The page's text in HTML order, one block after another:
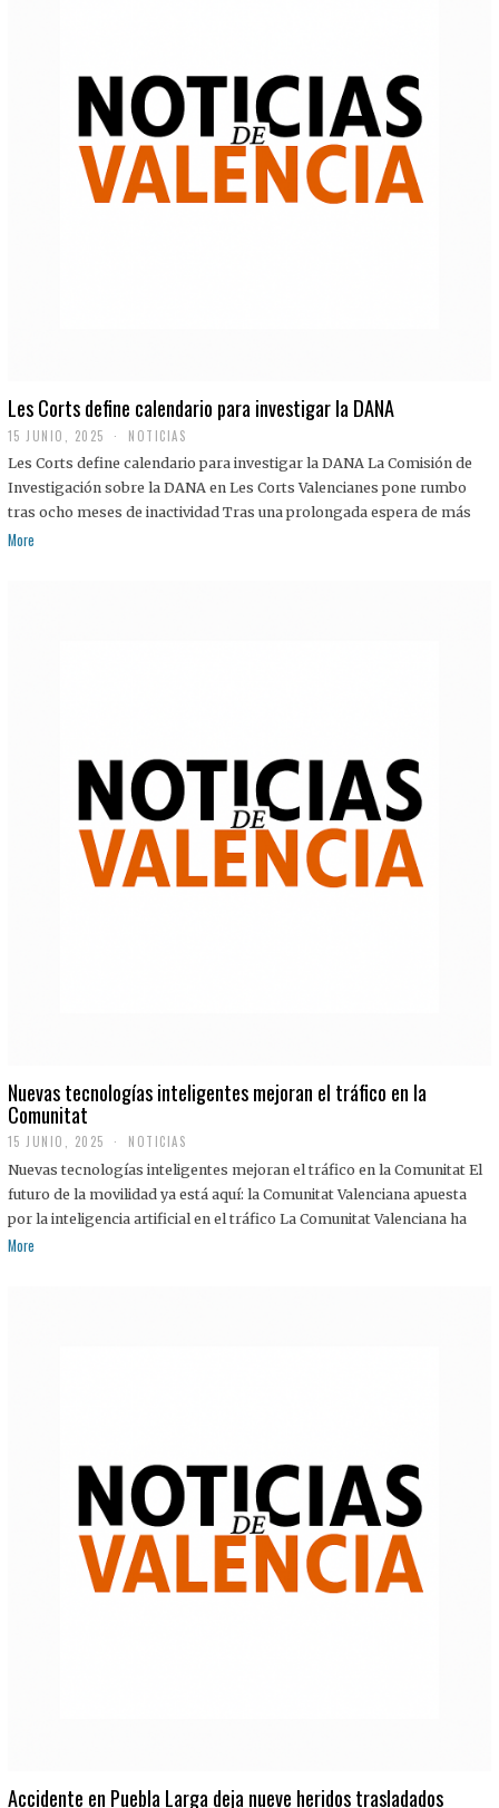
Les Corts define calendario para investigar la DANA
15 JUNIO, 2025 NOTICIAS
Les Corts define calendario para investigar la DANA La Comisión de
Investigación sobre la DANA en Les Corts Valencianes pone rumbo
tras ocho meses de inactividad Tras una prolongada espera de más
More
Nuevas tecnologías inteligentes mejoran el tráfico en la
Comunitat
15 JUNIO, 2025 NOTICIAS
Nuevas tecnologías inteligentes mejoran el tráfico en la Comunitat El
futuro de la movilidad ya está aquí: la Comunitat Valenciana apuesta
por la inteligencia artificial en el tráfico La Comunitat Valenciana ha
More
Accidente en Puebla Larga deja nueve heridos trasladados